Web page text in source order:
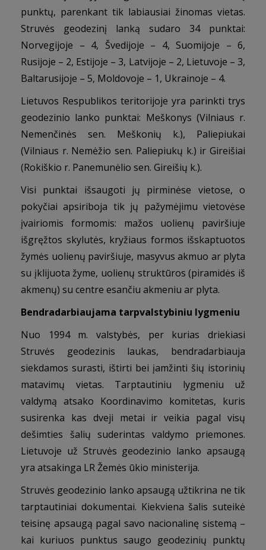
punktų, parenkant tik labiausiai žinomas vietas.
Struvės geodezinį lanką sudaro 34 punktai:
Norvegijoje – 4, Švedijoje – 4, Suomijoje – 6,
Rusijoje – 2, Estijoje – 3, Latvijoje – 2, Lietuvoje – 3,
Baltarusijoje – 5, Moldovoje – 1, Ukrainoje – 4.
Lietuvos Respublikos teritorijoje yra parinkti trys
geodezinio lanko punktai: Meškonys (Vilniaus r.
Nemenčinės sen. Meškonių k.), Paliepiukai
(Vilniaus r. Nemėžio sen. Paliepiukų k.) ir Gireišiai
(Rokiškio r. Panemunėlio sen. Gireišių k.).
Visi punktai išsaugoti jų pirminėse vietose, o
pokyčiai apsiriboja tik jų pažymėjimu vietovėse
įvairiomis formomis: mažos uolienų paviršiuje
išgręžtos skylutės, kryžiaus formos išskaptuotos
žymės uolienų paviršiuje, masyvus akmuo ar plyta
su įklijuota žyme, uolienų struktūros (piramidės iš
akmenų) su centre esančiu akmeniu ar plyta.
Bendradarbiaujama tarpvalstybiniu lygmeniu
Nuo 1994 m. valstybės, per kurias driekiasi
Struvės geodezinis laukas, bendradarbiauja
siekdamos surasti, ištirti bei įamžinti šių istorinių
matavimų vietas. Tarptautiniu lygmeniu už
valdymą atsako Koordinavimo komitetas, kuris
susirenka kas dveji metai ir veikia pagal visų
dešimties šalių suderintas valdymo priemones.
Lietuvoje už Struvės geodezinio lanko apsaugą
yra atsakinga LR Žemės ūkio ministerija.
Struvės geodezinio lanko apsaugą užtikrina ne tik
tarptautiniai dokumentai. Kiekviena šalis suteikė
teisinę apsaugą pagal savo nacionalinę sistemą –
kai kuriuos punktus saugo geodezinių punktų